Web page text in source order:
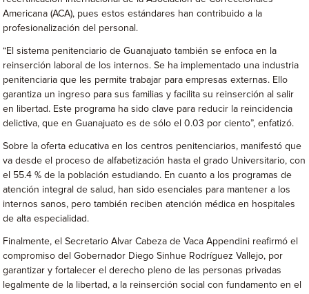
Americana (ACA), pues estos estándares han contribuido a la
profesionalización del personal.
“El sistema penitenciario de Guanajuato también se enfoca en la
reinserción laboral de los internos. Se ha implementado una industria
penitenciaria que les permite trabajar para empresas externas. Ello
garantiza un ingreso para sus familias y facilita su reinserción al salir
en libertad. Este programa ha sido clave para reducir la reincidencia
delictiva, que en Guanajuato es de sólo el 0.03 por ciento”, enfatizó.
Sobre la oferta educativa en los centros penitenciarios, manifestó que
va desde el proceso de alfabetización hasta el grado Universitario, con
el 55.4 % de la población estudiando. En cuanto a los programas de
atención integral de salud, han sido esenciales para mantener a los
internos sanos, pero también reciben atención médica en hospitales
de alta especialidad.
Finalmente, el Secretario Alvar Cabeza de Vaca Appendini reafirmó el
compromiso del Gobernador Diego Sinhue Rodríguez Vallejo, por
garantizar y fortalecer el derecho pleno de las personas privadas
legalmente de la libertad, a la reinserción social con fundamento en el